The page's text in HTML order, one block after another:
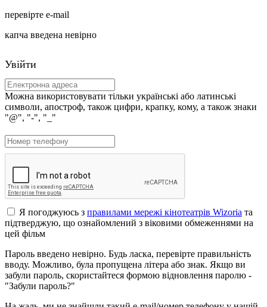
перевірте e-mail
капча введена невірно
Увійти
Можна використовувати тільки українські або латинські
символи, апостроф, також цифри, крапку, кому, а також знаки
"@", "-", "_"
Я погоджуюсь з правилами мережі кінотеатрів Wizoria та
підтверджую, що ознайомлений з віковими обмеженнями на
цей фільм
Пароль введено невірно. Будь ласка, перевірте правильність
вводу. Можливо, була пропущена літера або знак. Якщо ви
забули пароль, скористайтеся формою відновлення паролю -
"Забули пароль?"